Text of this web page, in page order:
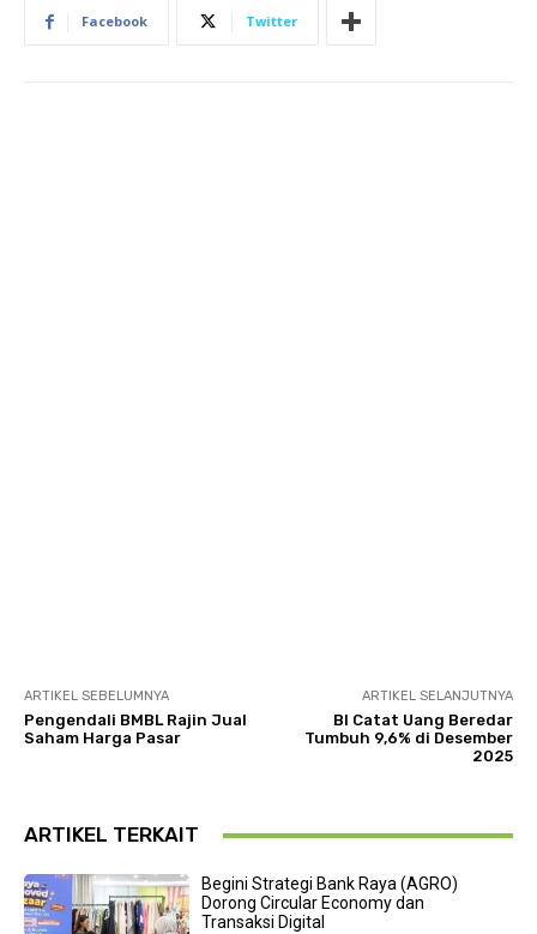
Facebook Twitter
ARTIKEL SEBELUMNYA
Pengendali BMBL Rajin Jual
Saham Harga Pasar
ARTIKEL SELANJUTNYA
BI Catat Uang Beredar
Tumbuh 9,6% di Desember
2025
ARTIKEL TERKAIT
Begini Strategi Bank Raya (AGRO)
Dorong Circular Economy dan
Transaksi Digital